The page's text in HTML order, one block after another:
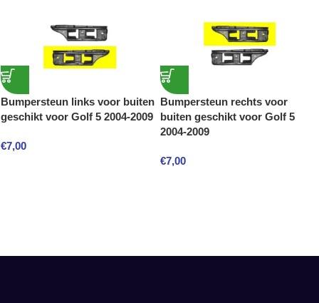
Bumpersteun links voor buiten
geschikt voor Golf 5 2004-2009
€7,00
Bumpersteun rechts voor
buiten geschikt voor Golf 5
2004-2009
€7,00